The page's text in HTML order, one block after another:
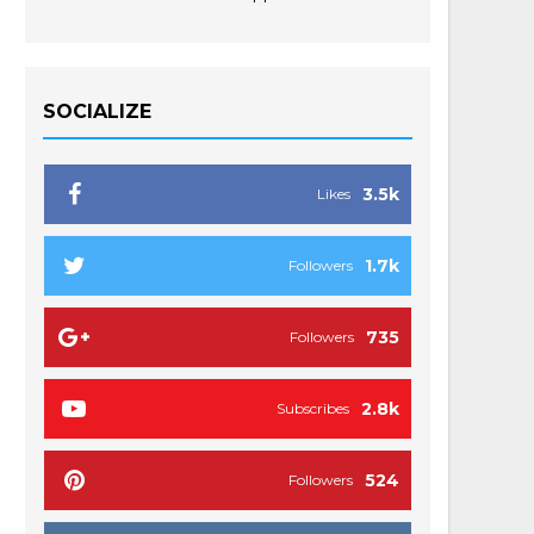
SOCIALIZE
3.5k
Likes
1.7k
Followers
735
Followers
2.8k
Subscribes
524
Followers